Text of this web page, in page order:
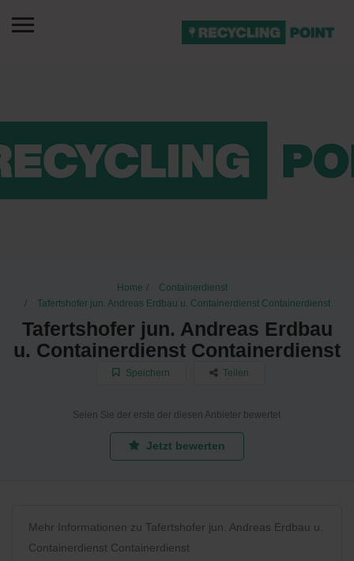
Home
Containerdienst
Tafertshofer jun. Andreas Erdbau u. Containerdienst Containerdienst
Tafertshofer jun. Andreas Erdbau
u. Containerdienst Containerdienst
Speichern Teilen
Seien Sie der erste der diesen Anbieter bewertet
Jetzt bewerten
Mehr Informationen zu Tafertshofer jun. Andreas Erdbau u.
Containerdienst Containerdienst